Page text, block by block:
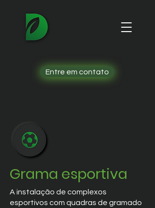
Entre em contato
Grama esportiva
A instalação de complexos
esportivos com quadras de gramado